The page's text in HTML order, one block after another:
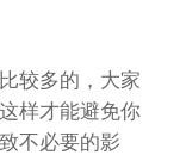
较多的，大家
样才能避免你
不必要的影